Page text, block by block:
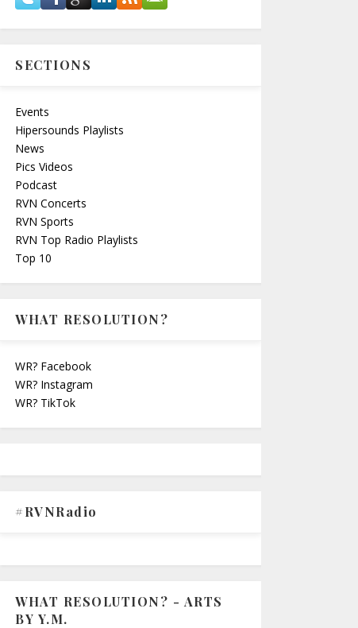
SECTIONS
Events
Hipersounds Playlists
News
Pics Videos
Podcast
RVN Concerts
RVN Sports
RVN Top Radio Playlists
Top 10
WHAT RESOLUTION?
WR? Facebook
WR? Instagram
WR? TikTok
#RVNRadio
WHAT RESOLUTION? - ARTS
BY Y.M.